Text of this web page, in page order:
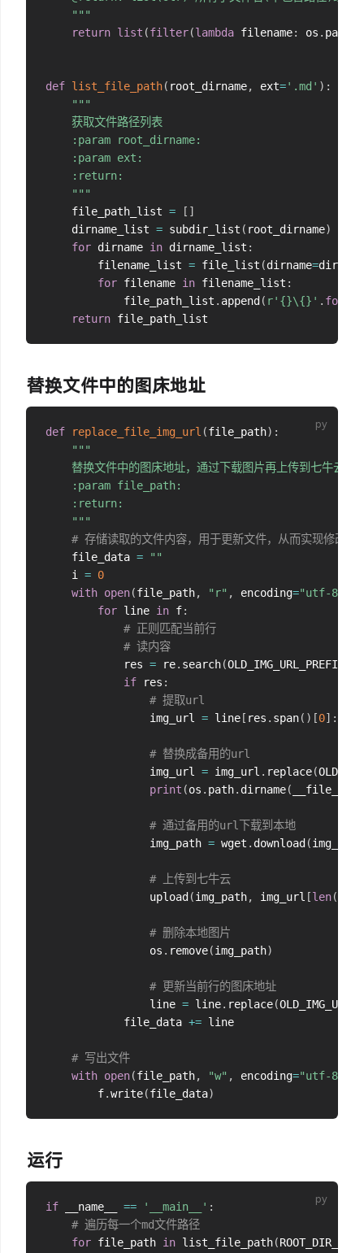
    """
return list (filter(lambda filename: os . path
def list_file_path( root_dirname, ext='.md' ) :
"""
    获取文件路径列表
    :param root_dirname:
    :param ext:
    :return:
    """
    file_path_list
= [ ]
    dirname_list
= subdir_list ( root_dirname)
for dirname in dirname_list :
        filename_list
= file_list (dirname=dirname
for filename in filename_list :
            file_path_list
. append ( r'{}\{}' . format
return
替换文件中的图床地址
def replace_file_img_url (file_path) :
"""
替换文件中的图床地址，通过下载图片再上传到七牛云实
    :param file_path:
    :return:
    """
# 存储读取的文件内容，用于更新文件，从而实现修改的
    file_data
=
""
    i
= 0
with open(file_path, "r" , encoding="utf-8"
for line in f:
# 正则匹配当前行
# 读内容
            res
= re. search(OLD_IMG_URL_PREFIX
if res :
# 提取url
                img_url
= line [ res . span( ) [0] :
# 替换成备用的url
                img_url
= img_url . replace(
print (os . path. dirname( __file__
# 通过备用的url下载到本地
                img_path
= wget . download (img_url
# 上传到七牛云
                upload
(img_path, img_url [len(
# 删除本地图片
                os
. remove(img_path)
# 更新当前行的图床地址
                line
= line. replace(
            file_data
+= line
# 写出文件
with open(file_path, "w" , encoding="utf-8"
        f
.write(file_data)
运行
if __name__ == '__main__' :
# 遍历每一个md文件路径
for file_path in list_file_path(ROOT_DIR_PATH